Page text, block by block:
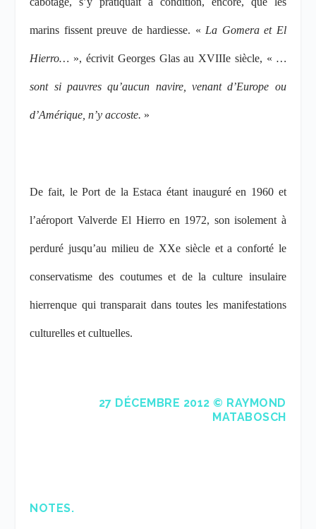
marins fissent preuve de hardiesse. « La Gomera et El
Hierro… », écrivit Georges Glas au XVIIIe siècle, « …
sont si pauvres qu’aucun navire, venant d’Europe ou
d’Amérique, n’y accoste. »
De fait, le Port de la Estaca étant inauguré en 1960 et
l’aéroport Valverde El Hierro en 1972, son isolement à
perduré jusqu’au milieu de XXe siècle et a conforté le
conservatisme des coutumes et de la culture insulaire
hierrenque qui transparait dans toutes les manifestations
culturelles et cultuelles.
27 DÉCEMBRE 2012 © RAYMOND
MATABOSCH
NOTES.